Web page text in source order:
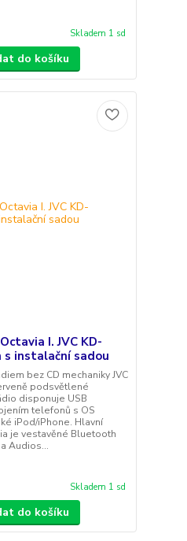
Skladem 1 sd
do košíku
I. JVC KD-
instalační sadou
bez CD mechaniky JVC
podsvětlené
disponuje USB
telefonů s OS
iPod/iPhone. Hlavní
je vestavěné Bluetooth
Audios...
Skladem 1 sd
do košíku